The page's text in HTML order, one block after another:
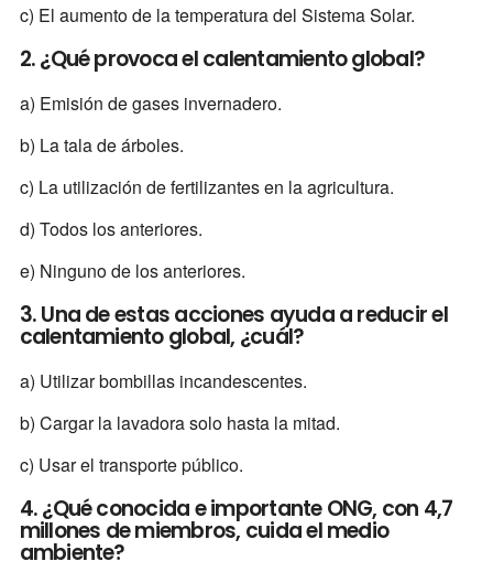
c) El aumento de la temperatura del Sistema Solar.
2. ¿Qué provoca el calentamiento global?
a) Emisión de gases invernadero.
b) La tala de árboles.
c) La utilización de fertilizantes en la agricultura.
d) Todos los anteriores.
e) Ninguno de los anteriores.
3. Una de estas acciones ayuda a reducir el
calentamiento global, ¿cuál?
a) Utilizar bombillas incandescentes.
b) Cargar la lavadora solo hasta la mitad.
c) Usar el transporte público.
4. ¿Qué conocida e importante ONG, con 4,7
millones de miembros, cuida el medio
ambiente?